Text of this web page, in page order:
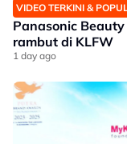
VIDEO TERKINI &
Panasonic
rambut di KLFW
1 day ago